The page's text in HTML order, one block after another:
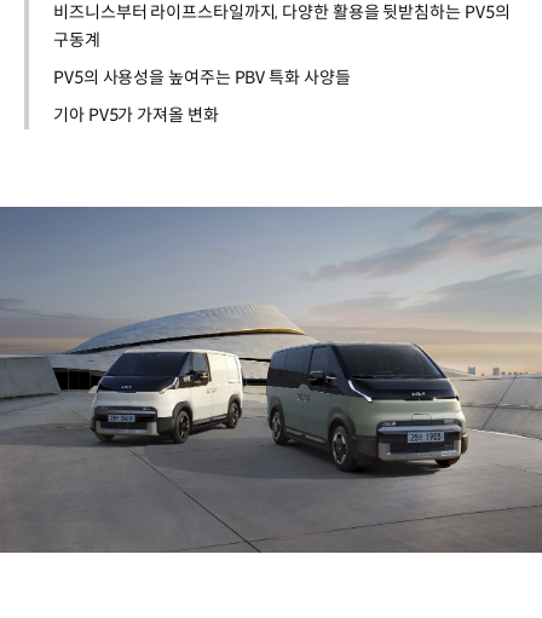
비즈니스부터 라이프스타일까지, 다양한 활용을 뒷받침하는 PV5의
구동계
PV5의 사용성을 높여주는 PBV 특화 사양들
기아 PV5가 가져올 변화